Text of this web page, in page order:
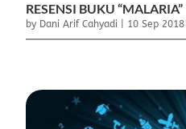
RESENSI BUKU “MALARIA”
by Dani Arif Cahyadi 10 Sep 2018